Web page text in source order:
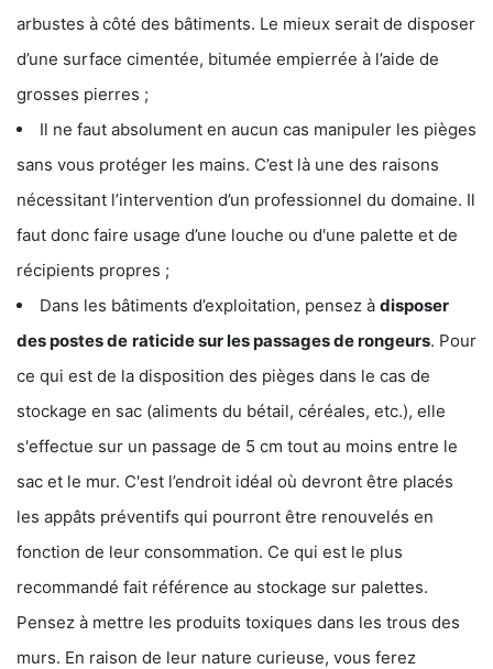
arbustes à côté des bâtiments. Le mieux serait de disposer
d’une surface cimentée, bitumée empierrée à l’aide de
grosses pierres ;
Il ne faut absolument en aucun cas manipuler les pièges
sans vous protéger les mains. C’est là une des raisons
nécessitant l’intervention d’un professionnel du domaine. Il
faut donc faire usage d’une louche ou d'une palette et de
récipients propres ;
Dans les bâtiments d’exploitation, pensez à disposer
des postes de raticide sur les passages de rongeurs. Pour
ce qui est de la disposition des pièges dans le cas de
stockage en sac (aliments du bétail, céréales, etc.), elle
s'effectue sur un passage de 5 cm tout au moins entre le
sac et le mur. C'est l’endroit idéal où devront être placés
les appâts préventifs qui pourront être renouvelés en
fonction de leur consommation. Ce qui est le plus
recommandé fait référence au stockage sur palettes.
Pensez à mettre les produits toxiques dans les trous des
murs. En raison de leur nature curieuse, vous ferez